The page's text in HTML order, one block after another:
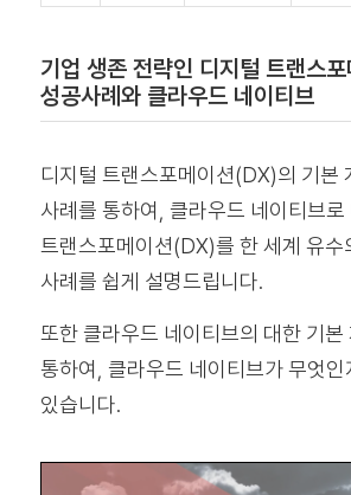
기업 생존 전략인 디지털 트랜스
성공사례와 클라우드 네이티브
디지털 트랜스포메이션(DX)의 기본
사례를 통하여, 클라우드 네이티브로
트랜스포메이션(DX)를 한 세계 유수
사례를 쉽게 설명드립니다.
또한 클라우드 네이티브의 대한 기본
통하여, 클라우드 네이티브가 무엇인
있습니다.